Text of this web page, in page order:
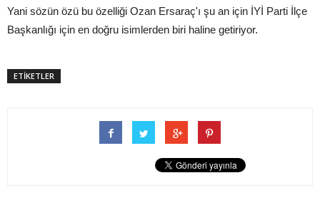
Yani sözün özü bu özelliği Ozan Ersaraç'ı şu an için İYİ Parti İlçe
Başkanlığı için en doğru isimlerden biri haline getiriyor.
ETİKETLER